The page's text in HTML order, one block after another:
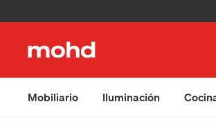
Mobiliario Iluminación